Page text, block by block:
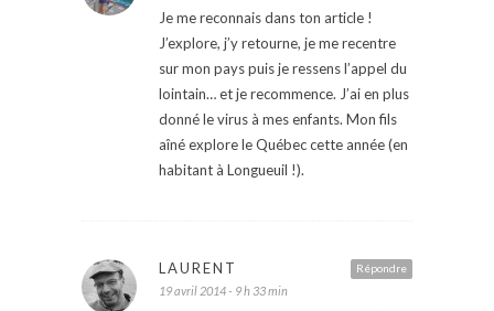
Je me reconnais dans ton article !
J’explore, j’y retourne, je me recentre
sur mon pays puis je ressens l’appel du
lointain… et je recommence. J’ai en plus
donné le virus à mes enfants. Mon fils
aîné explore le Québec cette année (en
habitant à Longueuil !).
Répondre
LAURENT
19 avril 2014 - 9 h 33 min